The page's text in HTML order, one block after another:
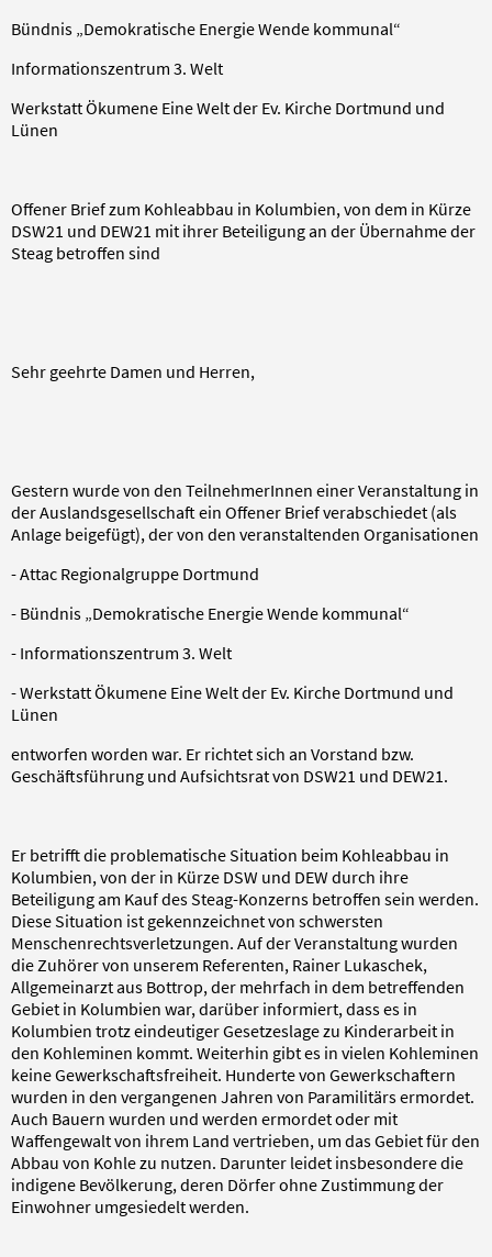
Bündnis „Demokratische Energie Wende kommunal“
Informationszentrum 3. Welt
Werkstatt Ökumene Eine Welt der Ev. Kirche Dortmund und
Lünen
Offener Brief zum Kohleabbau in Kolumbien, von dem in Kürze
DSW21 und DEW21 mit ihrer Beteiligung an der Übernahme der
Steag betroffen sind
Sehr geehrte Damen und Herren,
Gestern wurde von den TeilnehmerInnen einer Veranstaltung in
der Auslandsgesellschaft ein Offener Brief verabschiedet (als
Anlage beigefügt), der von den veranstaltenden Organisationen
- Attac Regionalgruppe Dortmund
- Bündnis „Demokratische Energie Wende kommunal“
- Informationszentrum 3. Welt
- Werkstatt Ökumene Eine Welt der Ev. Kirche Dortmund und
Lünen
entworfen worden war. Er richtet sich an Vorstand bzw.
Geschäftsführung und Aufsichtsrat von DSW21 und DEW21.
Er betrifft die problematische Situation beim Kohleabbau in
Kolumbien, von der in Kürze DSW und DEW durch ihre
Beteiligung am Kauf des Steag-Konzerns betroffen sein werden.
Diese Situation ist gekennzeichnet von schwersten
Menschenrechtsverletzungen. Auf der Veranstaltung wurden
die Zuhörer von unserem Referenten, Rainer Lukaschek,
Allgemeinarzt aus Bottrop, der mehrfach in dem betreffenden
Gebiet in Kolumbien war, darüber informiert, dass es in
Kolumbien trotz eindeutiger Gesetzeslage zu Kinderarbeit in
den Kohleminen kommt. Weiterhin gibt es in vielen Kohleminen
keine Gewerkschaftsfreiheit. Hunderte von Gewerkschaftern
wurden in den vergangenen Jahren von Paramilitärs ermordet.
Auch Bauern wurden und werden ermordet oder mit
Waffengewalt von ihrem Land vertrieben, um das Gebiet für den
Abbau von Kohle zu nutzen. Darunter leidet insbesondere die
indigene Bevölkerung, deren Dörfer ohne Zustimmung der
Einwohner umgesiedelt werden.